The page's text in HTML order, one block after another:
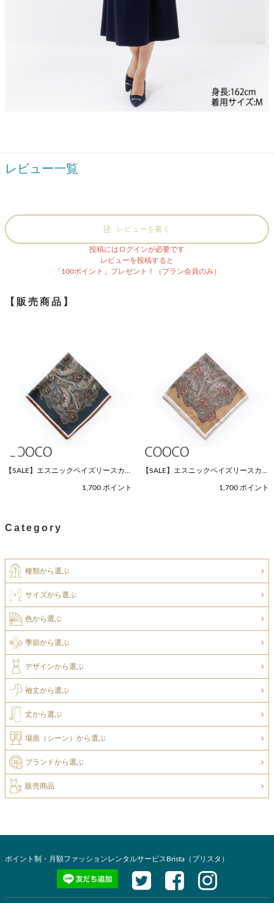
レビュー一覧
レビューを書く
投稿にはログインが必要です
レビューを投稿すると
「100ポイント」プレゼント！（プラン会員のみ）
【販売商品】
【SALE】エスニックペイズリースカー
1,700 ポイント
【SALE】エスニックペイズリースカー
1,700 ポイント
Category
種類から選ぶ
サイズから選ぶ
色から選ぶ
季節から選ぶ
デザインから選ぶ
袖丈から選ぶ
丈から選ぶ
場面（シーン）から選ぶ
ブランドから選ぶ
販売商品
ポイント制・月額ファッションレンタルサービスBrista（ブリスタ）